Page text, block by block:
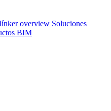
overview Soluciones
BIM